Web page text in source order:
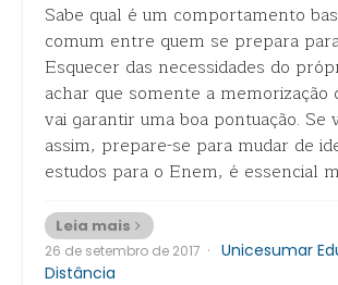
Sabe qual é um comportamento
comum entre quem se prepara
Esquecer das necessidades do
achar que somente a memorização
vai garantir uma boa pontuação. Se
assim, prepare-se para mudar de
estudos para o Enem, é essencial
Leia mais
26 de setembro de 2017 · Unicesumar
Distância